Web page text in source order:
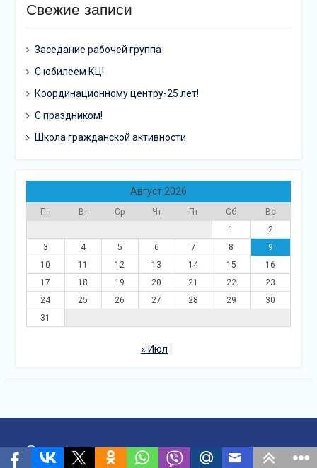
Свежие записи
Заседание рабочей группа
С юбилеем КЦ!
Координационному центру-25 лет!
С праздником!
Школа гражданской активности
Август 2026
Пн Вт Ср Чт Пт Сб
Вс
1
2
3
4 5 6 7 8
9
10
11 12 13 14 15
16
17
18 19 20 21 22
23
24
25 26 27 28 29
30
31
« Июл
Свежие записи